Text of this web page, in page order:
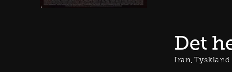
Det
Iran Tyskland